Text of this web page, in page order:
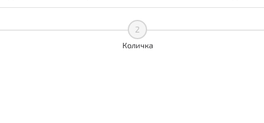
2
Количка